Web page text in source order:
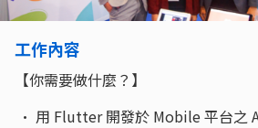
工作內容
【你需要做什麼？】
• 用 Flutter 開發於 Mobile 平台之